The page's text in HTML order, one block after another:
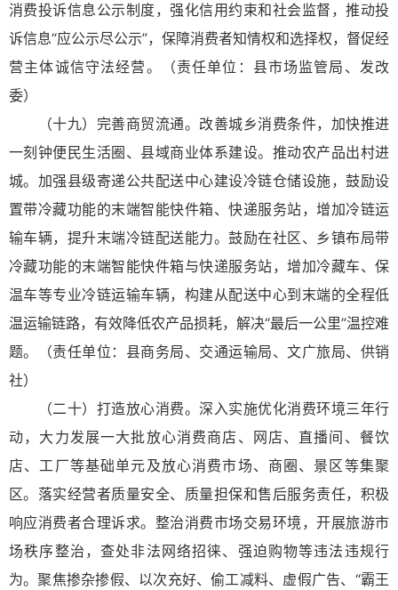
消费投诉信息公示制度，强化信用约束和社会监督，推动投
诉信息“应公示尽公示”，保障消费者知情权和选择权，督促经
营主体诚信守法经营。（责任单位：县市场监管局、发改
委）
（十九）完善商贸流通。改善城乡消费条件，加快推进
一刻钟便民生活圈、县域商业体系建设。推动农产品出村进
城。加强县级寄递公共配送中心建设冷链仓储设施，鼓励设
置带冷藏功能的末端智能快件箱、快递服务站，增加冷链运
输车辆，提升末端冷链配送能力。鼓励在社区、乡镇布局带
冷藏功能的末端智能快件箱与快递服务站，增加冷藏车、保
温车等专业冷链运输车辆，构建从配送中心到末端的全程低
温运输链路，有效降低农产品损耗，解决“最后一公里”温控难
题。（责任单位：县商务局、交通运输局、文广旅局、供销
社）
（二十）打造放心消费。深入实施优化消费环境三年行
动，大力发展一大批放心消费商店、网店、直播间、餐饮
店、工厂等基础单元及放心消费市场、商圈、景区等集聚
区。落实经营者质量安全、质量担保和售后服务责任，积极
响应消费者合理诉求。整治消费市场交易环境，开展旅游市
场秩序整治，查处非法网络招徕、强迫购物等违法违规行
为。聚焦掺杂掺假、以次充好、偷工减料、虚假广告、“霸王